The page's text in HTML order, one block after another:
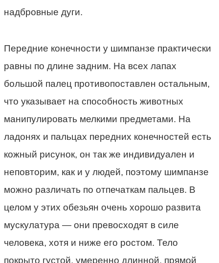
надбровные дуги.
Передние конечности у шимпанзе практически
равны по длине задним. На всех лапах
большой палец противопоставлен остальным,
что указывает на способность животных
манипулировать мелкими предметами. На
ладонях и пальцах передних конечностей есть
кожный рисунок, он так же индивидуален и
неповторим, как и у людей, поэтому шимпанзе
можно различать по отпечаткам пальцев. В
целом у этих обезьян очень хорошо развита
мускулатура — они превосходят в силе
человека, хотя и ниже его ростом. Тело
покрыто густой, умеренно длинной, прямой